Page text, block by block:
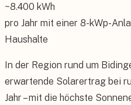
~8.400 kWh
pro Jahr mit einer 8-kWp-
Haushalte
In der Region rund um
erwartende Solarertrag bei
Jahr – mit die höchste